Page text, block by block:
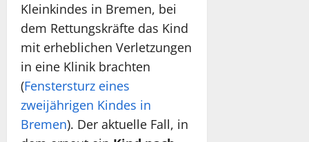
Kleinkindes in Bremen, bei
dem Rettungskräfte das Kind
mit erheblichen Verletzungen
in eine Klinik brachten
(Fenstersturz eines
zweijährigen Kindes in
Bremen). Der aktuelle Fall, in